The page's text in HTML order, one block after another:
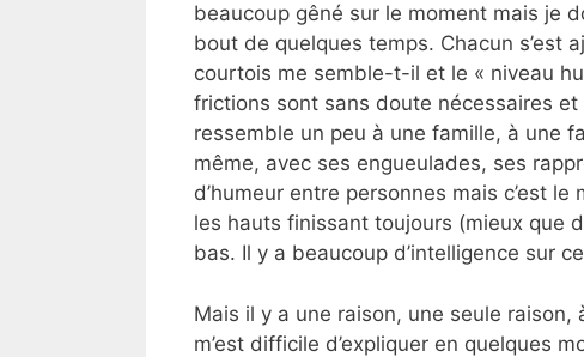
beaucoup gêné sur le moment mais je
bout de quelques temps. Chacun s’est
courtois me semble-t-il et le « niveau
frictions sont sans doute nécessaires
ressemble un peu à une famille, à une
même, avec ses engueulades, ses
d’humeur entre personnes mais c’est
les hauts finissant toujours (mieux que
bas. Il y a beaucoup d’intelligence sur
Mais il y a une raison, une seule raison,
m’est difficile d’expliquer en quelques